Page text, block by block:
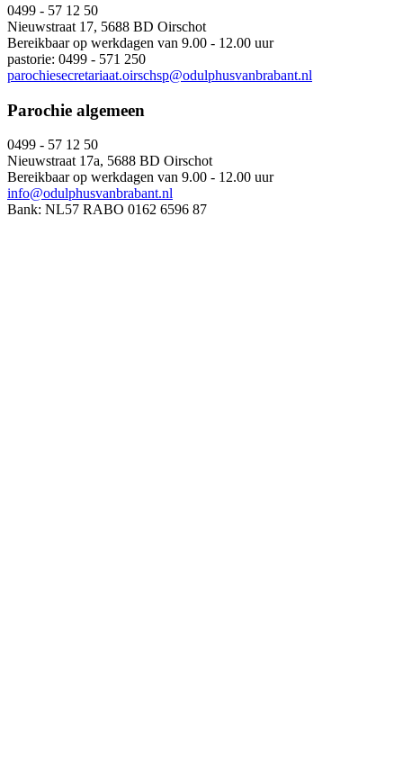
0499 - 57 12 50
Nieuwstraat 17, 5688 BD Oirschot
Bereikbaar op werkdagen van 9.00 - 12.00 uur
pastorie: 0499 - 571 250
parochiesecretariaat.oirschsp@odulphusvanbrabant.nl
Parochie algemeen
0499 - 57 12 50
Nieuwstraat 17a, 5688 BD Oirschot
Bereikbaar op werkdagen van 9.00 - 12.00 uur
info@odulphusvanbrabant.nl
Bank: NL57 RABO 0162 6596 87